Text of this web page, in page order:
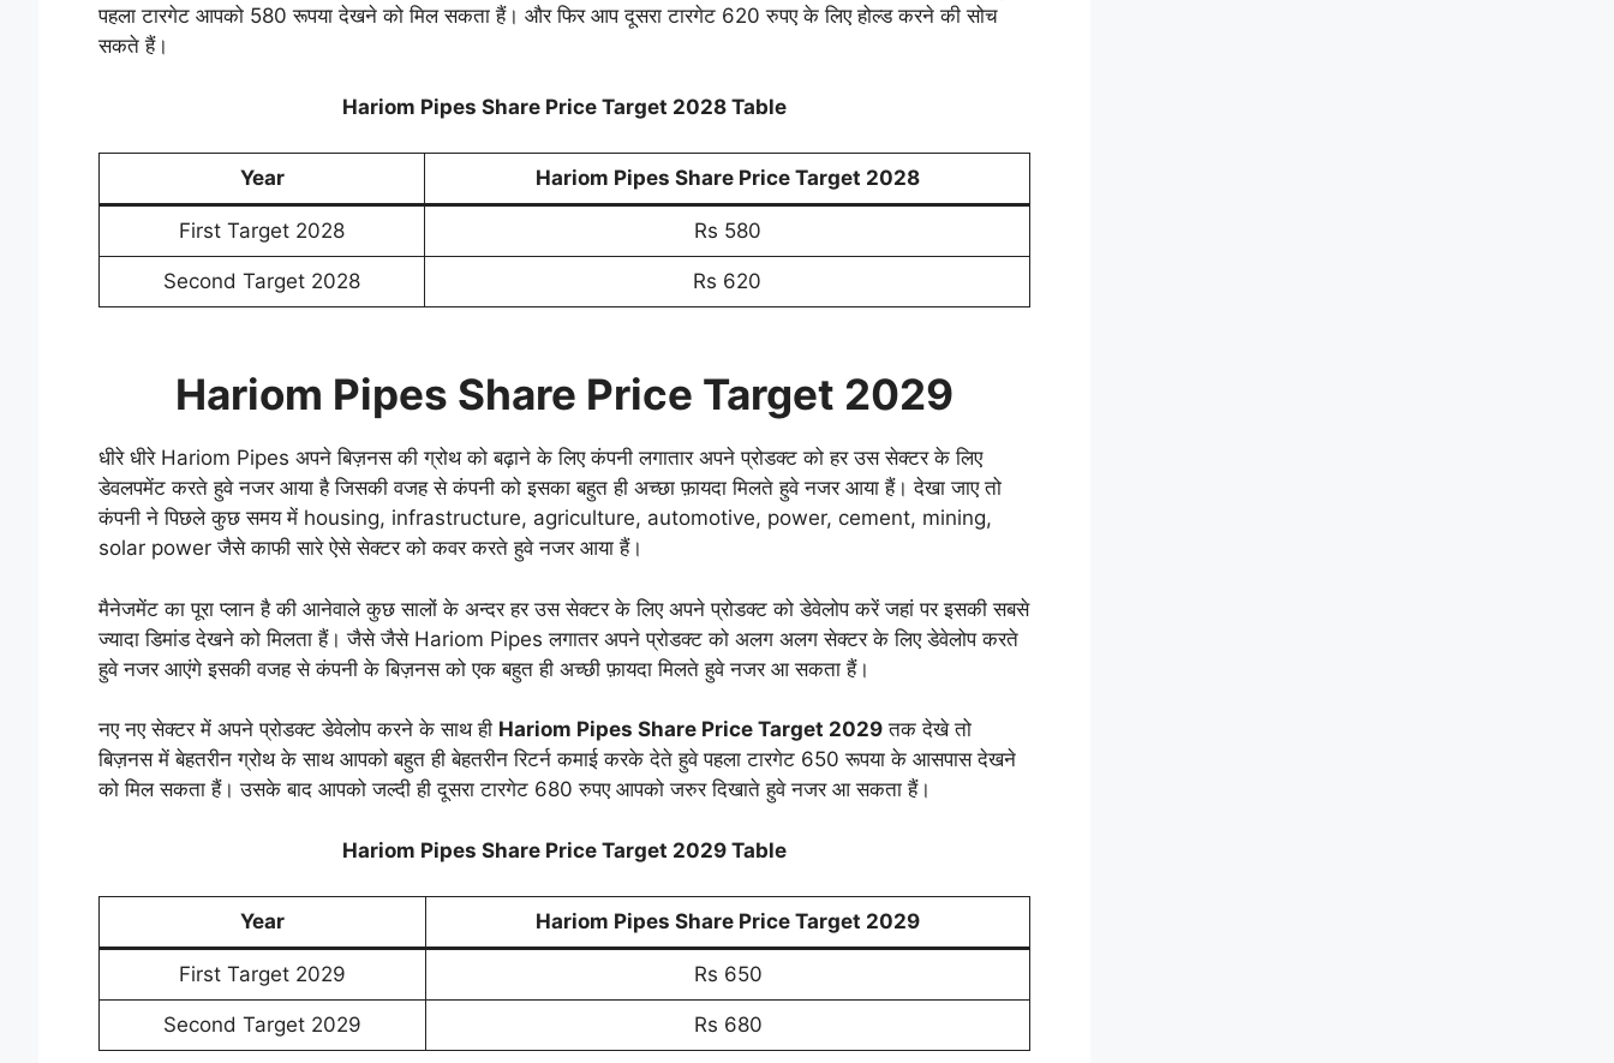
पहला टारगेट आपको 580 रूपया देखने को मिल सकता हैं। और फिर आप दूसरा टारगेट 620 रुपए के लिए होल्ड करने की सोच
सकते हैं।
Hariom Pipes Share Price Target 2028 Table
Year Hariom Pipes Share Price Target 2028
First Target 2028 Rs 580
Second Target 2028 Rs 620
Hariom Pipes Share Price Target 2029
धीरे धीरे Hariom Pipes अपने बिज़नस की ग्रोथ को बढ़ाने के लिए कंपनी लगातार अपने प्रोडक्ट को हर उस सेक्टर के लिए
डेवलपमेंट करते हुवे नजर आया है जिसकी वजह से कंपनी को इसका बहुत ही अच्छा फ़ायदा मिलते हुवे नजर आया हैं। देखा जाए तो
कंपनी ने पिछले कुछ समय में housing, infrastructure, agriculture, automotive, power, cement, mining,
solar power जैसे काफी सारे ऐसे सेक्टर को कवर करते हुवे नजर आया हैं।
मैनेजमेंट का पूरा प्लान है की आनेवाले कुछ सालों के अन्दर हर उस सेक्टर के लिए अपने प्रोडक्ट को डेवेलोप करें जहां पर इसकी सबसे
ज्यादा डिमांड देखने को मिलता हैं। जैसे जैसे Hariom Pipes लगातर अपने प्रोडक्ट को अलग अलग सेक्टर के लिए डेवेलोप करते
हुवे नजर आएंगे इसकी वजह से कंपनी के बिज़नस को एक बहुत ही अच्छी फ़ायदा मिलते हुवे नजर आ सकता हैं।
नए नए सेक्टर में अपने प्रोडक्ट डेवेलोप करने के साथ ही Hariom Pipes Share Price Target 2029 तक देखे तो
बिज़नस में बेहतरीन ग्रोथ के साथ आपको बहुत ही बेहतरीन रिटर्न कमाई करके देते हुवे पहला टारगेट 650 रूपया के आसपास देखने
को मिल सकता हैं। उसके बाद आपको जल्दी ही दूसरा टारगेट 680 रुपए आपको जरुर दिखाते हुवे नजर आ सकता हैं।
Hariom Pipes Share Price Target 2029 Table
Year Hariom Pipes Share Price Target 2029
First Target 2029 Rs 650
Second Target 2029 Rs 680